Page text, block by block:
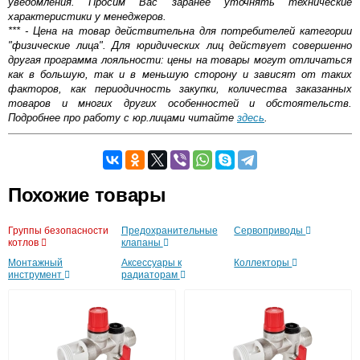
характеристики у менеджеров.
*** - Цена на товар действительна для потребителей категории
"физические лица". Для юридических лиц действует совершенно
другая программа лояльности: цены на товары могут отличаться
как в большую, так и в меньшую сторону и зависят от таких
факторов, как периодичность закупки, количества заказанных
товаров и многих других особенностей и обстоятельств.
Подробнее про работу с юр.лицами читайте здесь
Коллектор STOUT из нержавеющей стали для
радиаторной разводки на 6 выходов
Оставьте отзыв
Доставка сантехники по Москве и Московской области
Возможные способы оплаты:
Наличный расчёт
Банковской картой на сайте в режиме реального
времени
доставке, так и самовывозом
Интернет-деньгами (Yandex-деньги, Web-money,
Qiwi-кошельки и другие).
Безналичный расчёт (возможно и с НДС)
Похожие товары
Группы безопасности
котлов
Предохранительные
клапаны
Сервоприводы
Монтажный
инструмент
Аксессуары к
радиаторам
Коллекторы